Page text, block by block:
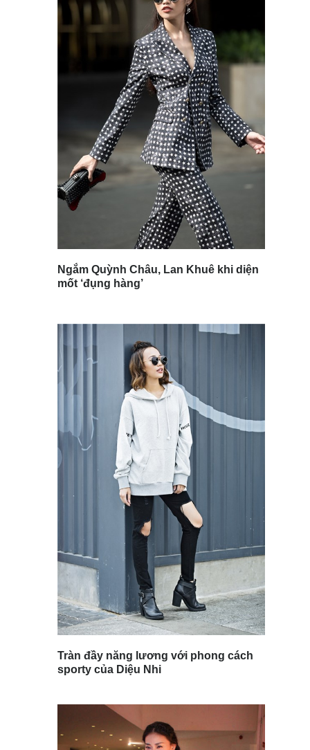
Ngắm Quỳnh Châu, Lan Khuê khi diện
mốt ‘đụng hàng’
Tràn đầy năng lương với phong cách
sporty của Diệu Nhi